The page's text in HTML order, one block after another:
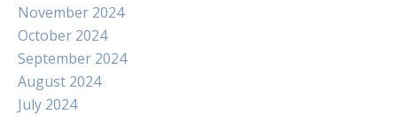
November 2024
October 2024
September 2024
August 2024
July 2024